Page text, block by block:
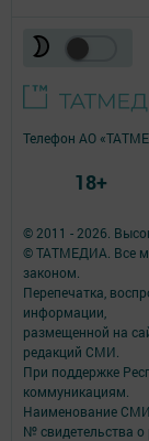
© 2011 - 2026.
© ТАТМЕДИА. Все
законом.
Перепечатка,
информации,
размещенной на
редакций СМИ.
При поддержке
коммуникациям.
Наименование
№ свидетельства
Телефон АО
18+